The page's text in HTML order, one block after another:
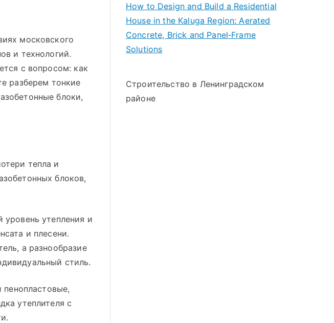
московского
и технологий.
с вопросом: как
разберем тонкие
блоки,
тепла и
блоков,
уровень утепления и
и плесени.
а разнообразие
стиль.
утеплителя с
How to Design and Build a Residential
House in the Kaluga Region: Aerated
Concrete, Brick and Panel‑Frame
Solutions
Строительство в Ленинградском
районе